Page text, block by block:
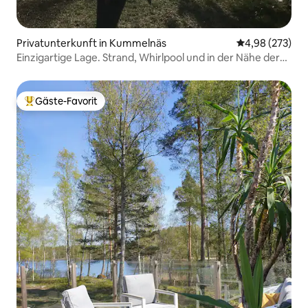
Privatunterkunft in Kummelnäs
4,98 (273)
Einzigartige Lage. Strand, Whirlpool und in der Nähe der
Beliebter Gäste-Favorit.
Gäste-Favorit